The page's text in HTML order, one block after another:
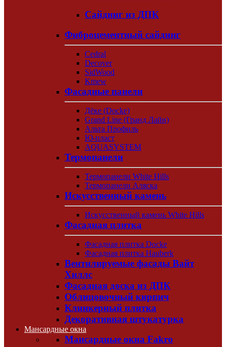
Сайдинг из ДПК
Фиброцементный сайдинг
Cedral
Decover
SidWood
Kmew
Фасадные панели
Дёке (Docke)
Grand Line (Гранд Лайн)
Альта Профиль
Ю-пласт
AQUASYSTEM
Термопанели
Термопанели White Hills
Термопанели Аляска
Искусственный камень
Искусственный камень White Hills
Фасадная плитка
Фасадная плитка Docke
Фасадная плитка Hauberk
Вентилируемые фасады Вайт
Хиллс
Фасадная доска из ДПК
Облицовочный кирпич
Клинкерный плитка
Декоративная штукатурка
Мансардные окна
Мансардные окна Fakro